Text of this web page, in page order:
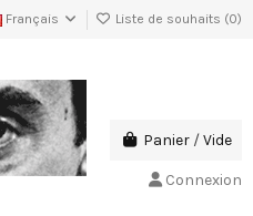
Français Liste de souhaits (0)
Panier /Vide
Connexion